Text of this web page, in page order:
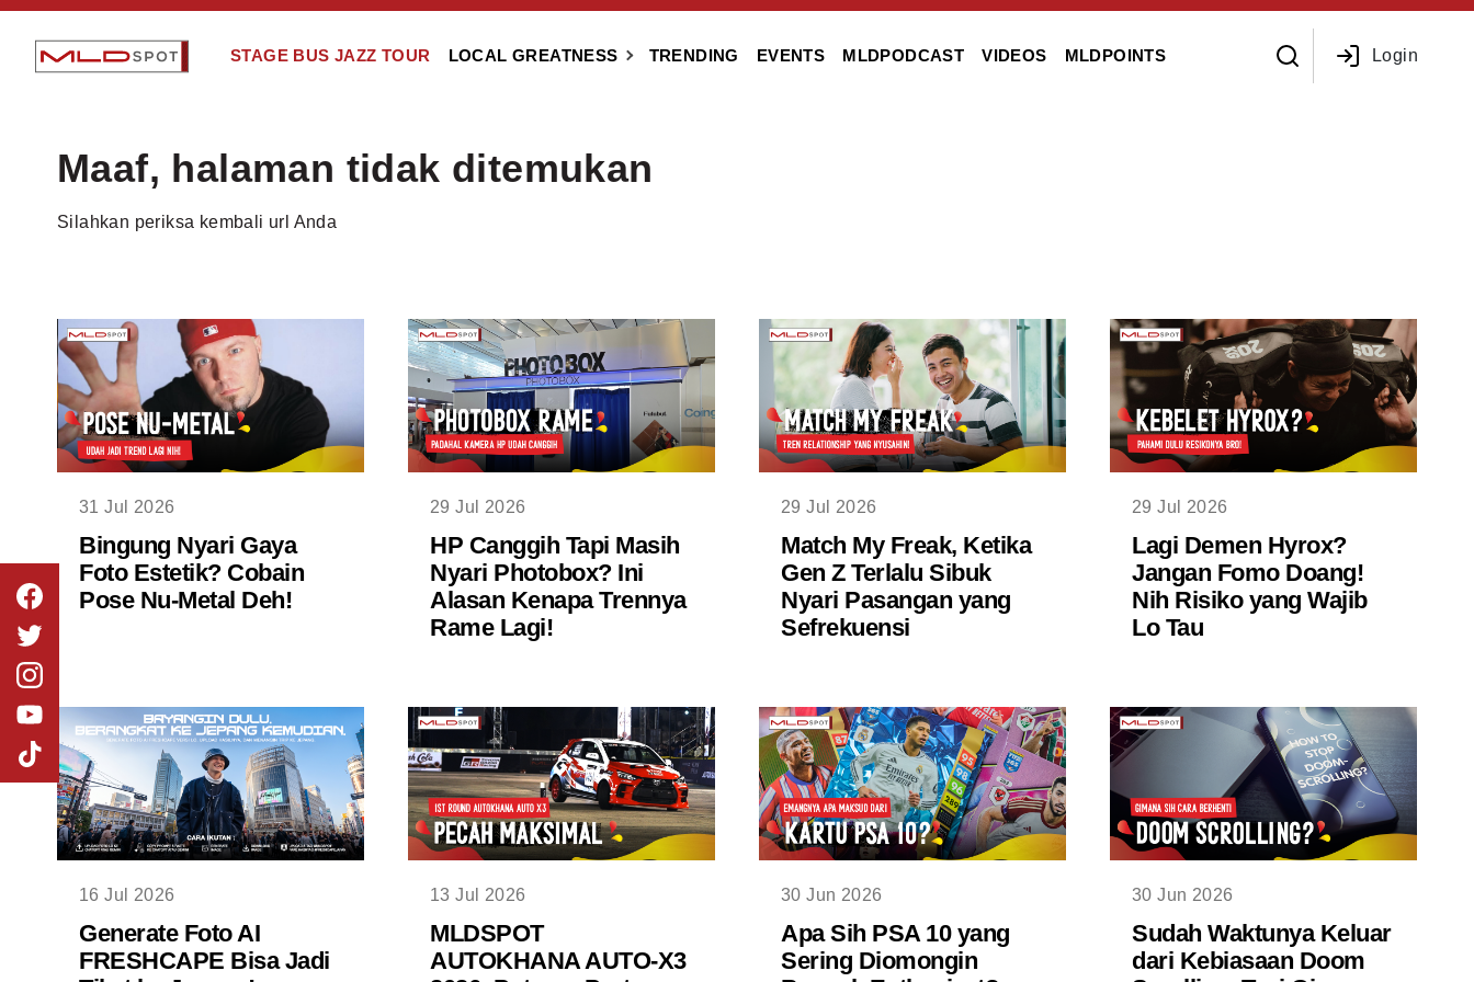
STAGE BUS JAZZ TOUR LOCAL GREATNESS TRENDING EVENTS MLDPODCAST VIDEOS MLDPOINTS Login
Maaf, halaman tidak ditemukan
Silahkan periksa kembali url Anda
31 Jul 2026
Bingung Nyari Gaya
Foto Estetik? Cobain
Pose Nu-Metal Deh!
29 Jul 2026
HP Canggih Tapi Masih
Nyari Photobox? Ini
Alasan Kenapa Trennya
Rame Lagi!
29 Jul 2026
Match My Freak, Ketika
Gen Z Terlalu Sibuk
Nyari Pasangan yang
Sefrekuensi
29 Jul 2026
Lagi Demen Hyrox?
Jangan Fomo Doang!
Nih Risiko yang Wajib
Lo Tau
16 Jul 2026
Generate Foto AI
FRESHCAPE Bisa Jadi
13 Jul 2026
MLDSPOT
AUTOKHANA AUTO-X3
30 Jun 2026
Apa Sih PSA 10 yang
Sering Diomongin
30 Jun 2026
Sudah Waktunya Keluar
dari Kebiasaan Doom